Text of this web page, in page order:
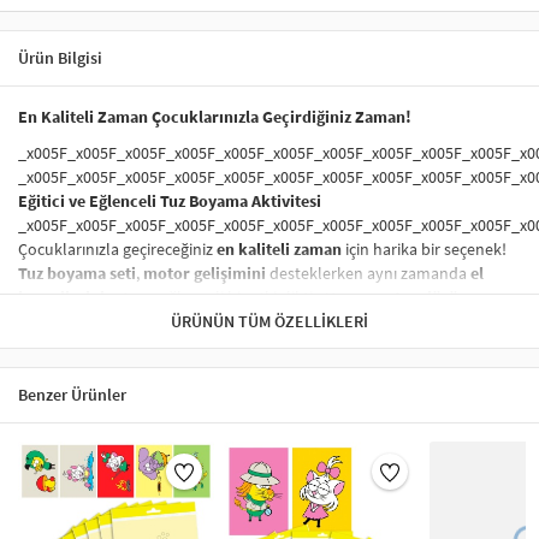
Ürün Bilgisi
En Kaliteli Zaman Çocuklarınızla Geçirdiğiniz Zaman!
Eğitici ve Eğlenceli Tuz Boyama Aktivitesi
Çocuklarınızla geçireceğinizen kaliteli zaman için harika bir seçenek!
Tuz boyama seti, motor gelişimini desteklerken aynı zamanda el
becerileriniartıran eğlenceli bir etkinliktir. Hemyaratıcı düşünme
sanat becerilerikazandıran bu aktivite, çocukların
becerilerinigeliştirir. Aileyle birlikte yapılabilecekeğitici oyunlar
arasında yer alır.
Sağlığa Zararsız ve Güvenli Boyama Seti
Ürünümüzde kullanılanboyalartamamensağlığa zararsız
çocuklarınızın güvenliği her zaman ön planda tutulmuştur. Çocuklar
ÜRÜNÜN TÜM ÖZELLIKLERI
Benzer Ürünler